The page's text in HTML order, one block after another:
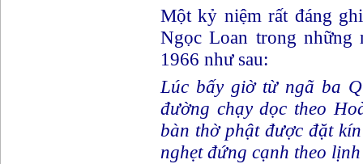
Một kỷ niệm rất đáng
Ngọc Loan trong những
1966 như sau:
Lúc bấy giờ từ ngã ba
đường chạy dọc theo
bàn thờ phật được đặt
nghẹt đứng cạnh theo